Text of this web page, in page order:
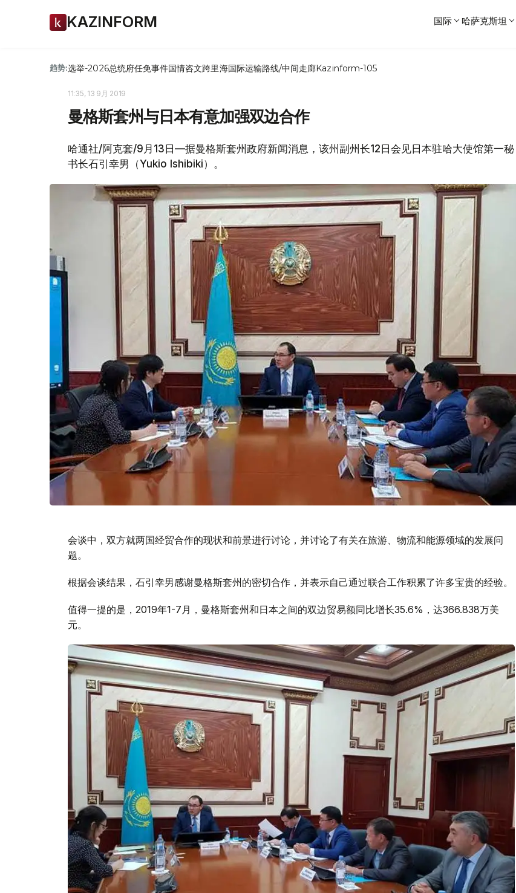
KAZINFORM 国际 哈萨克斯坦
趋势:选举-2026总统府任免事件国情咨文跨里海国际运输路线/中间走廊Kazinform-105
11:35, 13 9月 2019
曼格斯套州与日本有意加强双边合作
哈通社/阿克套/9月13日—据曼格斯套州政府新闻消息，该州副州长12日会见日本驻哈大使馆第一秘
书长石引幸男（Yukio Ishibiki）。
会谈中，双方就两国经贸合作的现状和前景进行讨论，并讨论了有关在旅游、物流和能源领域的发展问
题。
根据会谈结果，石引幸男感谢曼格斯套州的密切合作，并表示自己通过联合工作积累了许多宝贵的经验。
值得一提的是，2019年1-7月，曼格斯套州和日本之间的双边贸易额同比增长35.6%，达366.838万美
元。